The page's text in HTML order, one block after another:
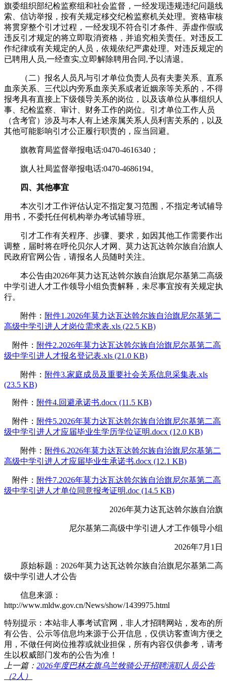
旗委组织部纪检监察组和社会监督，一经发现违规违纪问题线
索、信访举报，按有关规定移交纪检监察机关处理。资格审核
将贯穿整个引才过程，一经发现不符合引才条件、弄虚作假或
违反引才规定的将立即取消资格，并追究相关责任。对违反工
作纪律或有关规定的人员，依规依纪严肃处理。对违反规定的
已聘用人员,一经查实,立即解除聘用合同,予以清退。
（二）报名人员凡与引才单位负责人员有夫妻关系、直系
血亲关系、三代以内旁系血亲关系或者近姻亲等关系的，不得
报考具有直接上下级领导关系的岗位，以及该单位从事组织人
事、纪检监察、审计、财务工作的岗位。引才单位工作人员
（含考官）涉及与本人有上述亲属关系人员利害关系的，以及
其他可能影响引才公正履行职责的，应当回避。
旗教育局监督举报电话:0470-4616340；
旗人社局监督举报电话:0470-4686194。
四、其他事宜
本次引才工作评估认定不指定复习范围，不指定考试辅导
用书，不委托任何机构举办考试辅导班。
引才工作有关程序、步骤、要求，如因其他工作需要作出
调整，届时将在呼伦贝尔人才网、莫力达瓦达斡尔族自治旗人
民政府官网公告，请报名人员随时关注。
本公告由2026年莫力达瓦达斡尔族自治旗尼尔基第二高级
中学引进人才工作领导小组负责解释，未尽事宜按有关规定执
行。
附件： 附件1.2026年莫力达瓦达斡尔族自治旗尼尔基第二
高级中学引进人才岗位需求表.xls (22.5 KB)
附件： 附件2.2026年莫力达瓦达斡尔族自治旗尼尔基第二高
级中学引进人才报名登记表.xls (21.0 KB)
附件： 附件3.家庭成员及重要社会关系信息采集表.xls
(23.5 KB)
附件： 附件4.回避承诺书.docx (11.5 KB)
附件： 附件5.2026年莫力达瓦达斡尔族自治旗尼尔基第二高
级中学引进人才应届毕业生学历学位证明.docx (12.0 KB)
附件： 附件6.2026年莫力达瓦达斡尔族自治旗尼尔基第二
高级中学引进人才应届毕业生承诺书.docx (12.1 KB)
附件： 附件7.2026年莫力达瓦达斡尔族自治旗尼尔基第二高
级中学引进人才单位同意报考证明.doc (14.5 KB)
2026年莫力达瓦达斡尔族自治旗
尼尔基第二高级中学引进人才工作领导小组
2026年7月1日
原始标题：2026年莫力达瓦达斡尔族自治旗尼尔基第二高
级中学引进人才公告
信息来源：
http://www.mldw.gov.cn/News/show/1439975.html
特别提示：本站非人事考试官网，非人才招聘网站，发布的所
有公告、公示等信息均来源于公开信息，仅供访客查询方便之
用，不做任何岗位推荐或就业担保，所有内容仅供参考，请考
生以权威部门发布的公告为准！
上一篇： 2026年度巴林左旗乌兰牧骑公开招聘演职人员公告
（2人）